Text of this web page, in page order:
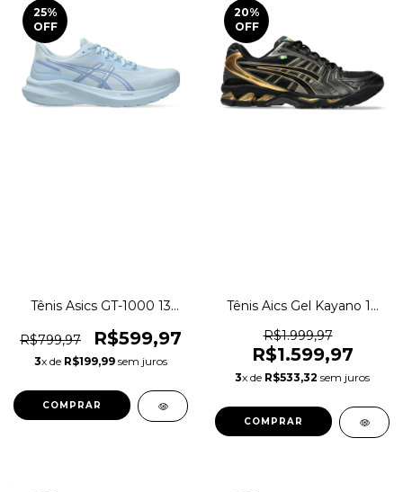
25%
OFF
Tênis Asics GT-1000 13
Original 1magnus
R$799,97 R$599,97
3x de R$199,99 sem juros
COMPRAR
20%
OFF
Tênis Aics Gel Kayano 14
Original 1magnus
R$1.999,97
R$1.599,97
3x de R$533,32 sem juros
COMPRAR